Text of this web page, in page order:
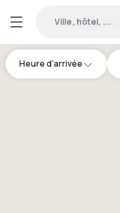
Ville, hôtel, ...
Heure d'arrivée